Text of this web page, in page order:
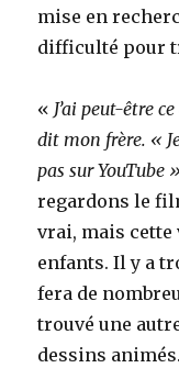
mise en
difficulté pour
« J’ai peut-être
dit mon frère. «
pas sur YouTube
regardons le
vrai, mais cette
enfants. Il y a
fera de
trouvé une
dessins